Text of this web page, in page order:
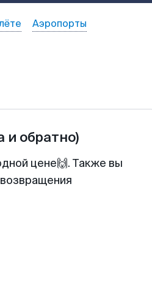
Аэропорты
и обратно)
цене🙌. Также вы